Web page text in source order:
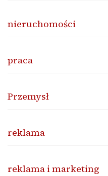
nieruchomości
praca
Przemysł
reklama
reklama i marketing